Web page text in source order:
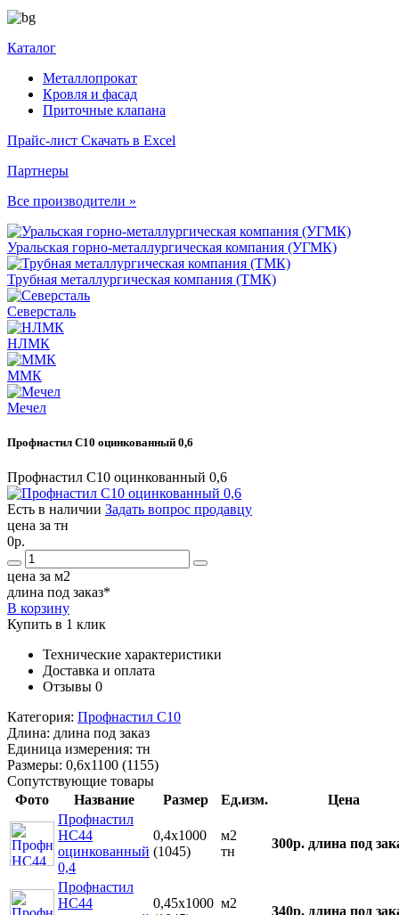
Каталог
Металлопрокат
Кровля и фасад
Приточные клапана
Прайс-лист Скачать в Excel
Партнеры
Все производители »
Уральская горно-металлургическая компания (УГМК)
Трубная металлургическая компания (ТМК)
Северсталь
НЛМК
ММК
Мечел
Профнастил С10 оцинкованный 0,6
Профнастил С10 оцинкованный 0,6
Есть в наличии Задать вопрос продавцу
цена за тн
0р.
цена за м2
длина под заказ*
В корзину
Купить в 1 клик
Технические характеристики
Доставка и оплата
Отзывы 0
Категория: Профнастил С10
Длина: длина под заказ
Единица измерения: тн
Размеры: 0,6х1100 (1155)
Сопутствующие товары
Фото
Название Размер Ед.изм.
Цена
Профнастил
НС44
оцинкованный
0,4
0,4х1000
(1045)
м2
тн
300р. длина под
Профнастил
НС44
0,45х1000 м2
340р. длина под